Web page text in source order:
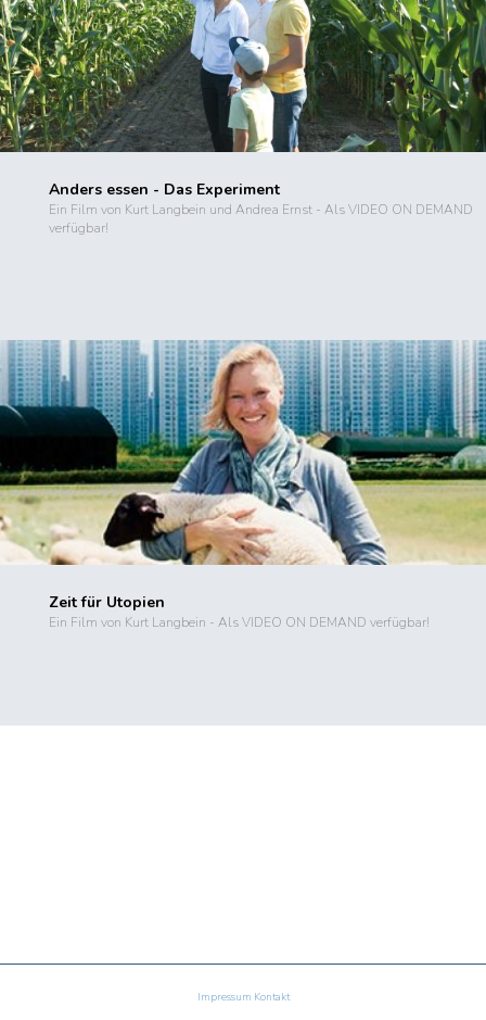
Anders essen - Das Experiment
Ein Film von Kurt Langbein und Andrea Ernst - Als VIDEO ON DEMAND
verfügbar!
Zeit für Utopien
Ein Film von Kurt Langbein - Als VIDEO ON DEMAND verfügbar!
Impressum Kontakt